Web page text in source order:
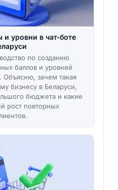
уровни в чат‑боте
по созданию
баллов и уровней
Объясню, зачем такая
бизнесу в Беларуси,
бюджета и какие
рост повторных